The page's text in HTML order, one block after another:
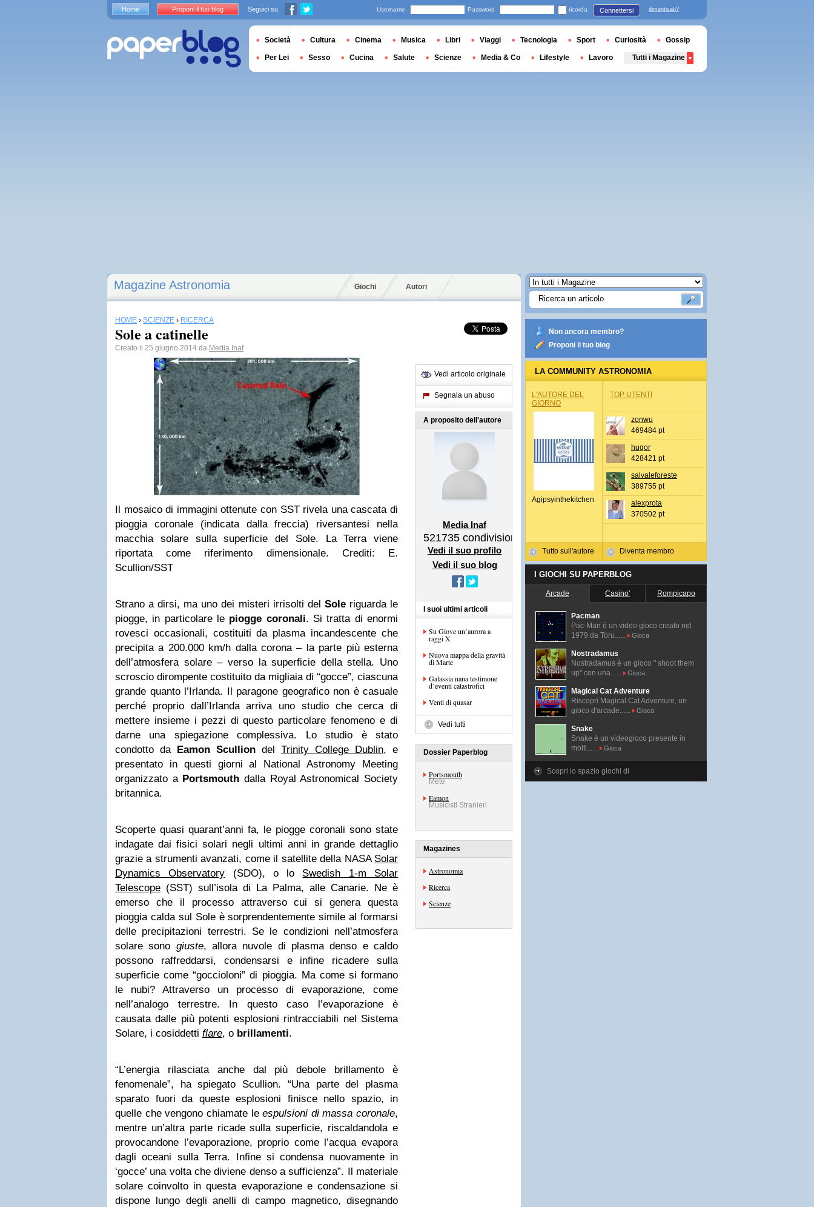
Magazine Astronomia Giochi Autori
HOME › SCIENZE › RICERCA
Sole a catinelle
Creato il 25 giugno 2014 da Media Inaf
Il mosaico di immagini ottenute con SST rivela una cascata di
pioggia coronale (indicata dalla freccia) riversantesi nella
macchia solare sulla superficie del Sole. La Terra viene
riportata come riferimento dimensionale. Crediti: E.
Scullion/SST
Strano a dirsi, ma uno dei misteri irrisolti del Soleriguarda le
piogge, in particolare le piogge coronali. Si tratta di enormi
rovesci occasionali, costituiti da plasma incandescente che
precipita a 200.000 km/h dalla corona – la parte più esterna
dell’atmosfera solare – verso la superficie della stella. Uno
scroscio dirompente costituito da migliaia di “gocce”, ciascuna
grande quanto l’Irlanda. Il paragone geografico non è casuale
perché proprio dall’Irlanda arriva uno studio che cerca di
mettere insieme i pezzi di questo particolare fenomeno e di
darne una spiegazione complessiva. Lo studio è stato
condotto da Eamon Scullion del Trinity College Dublin, e
presentato in questi giorni al National Astronomy Meeting
organizzato a Portsmouth dalla Royal Astronomical Society
britannica.
Scoperte quasi quarant’anni fa, le piogge coronali sono state
indagate dai fisici solari negli ultimi anni in grande dettaglio
grazie a strumenti avanzati, come il satellite della NASA Solar
Dynamics Observatory (SDO), o lo Swedish 1-m Solar
Telescope (SST) sull’isola di La Palma, alle Canarie. Ne è
emerso che il processo attraverso cui si genera questa
pioggia calda sul Sole è sorprendentemente simile al formarsi
delle precipitazioni terrestri. Se le condizioni nell’atmosfera
solare sono giuste, allora nuvole di plasma denso e caldo
possono raffreddarsi, condensarsi e infine ricadere sulla
superficie come “goccioloni” di pioggia. Ma come si formano
le nubi? Attraverso un processo di evaporazione, come
nell’analogo terrestre. In questo caso l’evaporazione è
causata dalle più potenti esplosioni rintracciabili nel Sistema
Solare, i cosiddetti flare, o brillamenti.
“L’energia rilasciata anche dal più debole brillamento è
fenomenale”, ha spiegato Scullion. “Una parte del plasma
sparato fuori da queste esplosioni finisce nello spazio, in
quelle che vengono chiamate leespulsioni di massa coronale,
mentre un’altra parte ricade sulla superficie, riscaldandola e
provocandone l’evaporazione, proprio come l’acqua evapora
dagli oceani sulla Terra. Infine si condensa nuovamente in
‘gocce’ una volta che diviene denso a sufficienza”. Il materiale
solare coinvolto in questa evaporazione e condensazione si
dispone lungo degli anelli di campo magnetico, disegnando
Vedi articolo originale
Segnala un abuso
A proposito dell'autore
Media Inaf
521735 condivisioni
Vedi il suo profilo
Vedi il suo blog
I suoi ultimi articoli
Su Giove un’aurora a
raggi X
Nuova mappa della gravità
di Marte
Galassia nana testimone
d’eventi catastrofici
Venti di quasar
Vedi tutti
Dossier Paperblog
Portsmouth
Mete
Eamon
Musicisti Stranieri
Magazines
Astronomia
Ricerca
Scienze
Non ancora membro?
Proponi il tuo blog
LA COMMUNITY ASTRONOMIA
L'AUTORE DEL
GIORNO
Agipsyinthekitchen
Tutto sull'autore
TOP UTENTI
zonwu
469484 pt
hugor
428421 pt
salvaleforeste
389755 pt
alexprota
370502 pt
Diventa membro
I GIOCHI SU PAPERBLOG
Arcade Casino' Rompicapo
Pacman
Pac-Man é un video gioco creato nel
1979 da Toru......
Gioca
Nostradamus
Nostradamus è un gioco " shoot them
up" con una......
Gioca
Magical Cat Adventure
Riscopri Magical Cat Adventure, un
gioco d'arcade......
Gioca
Snake
Snake è un videogioco presente in
molti......
Gioca
Scopri lo spazio giochi di
Home Proponi il tuo blog Seguici su Username Password ricorda Connettersi dimenticati?
Società Cultura Cinema Musica Libri Viaggi Tecnologia Sport Curiosità Gossip
Per Lei Sesso Cucina Salute Scienze Media & Co Lifestyle Lavoro Tutti i Magazine